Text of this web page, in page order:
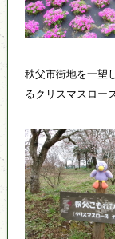
秩父市街地を一望
るクリスマスロー